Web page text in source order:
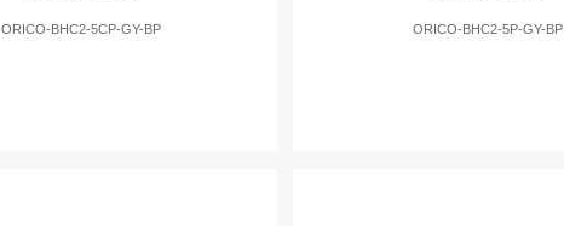
ORICO-BHC2-5CP-GY-BP ORICO-BHC2-5P-GY-BP